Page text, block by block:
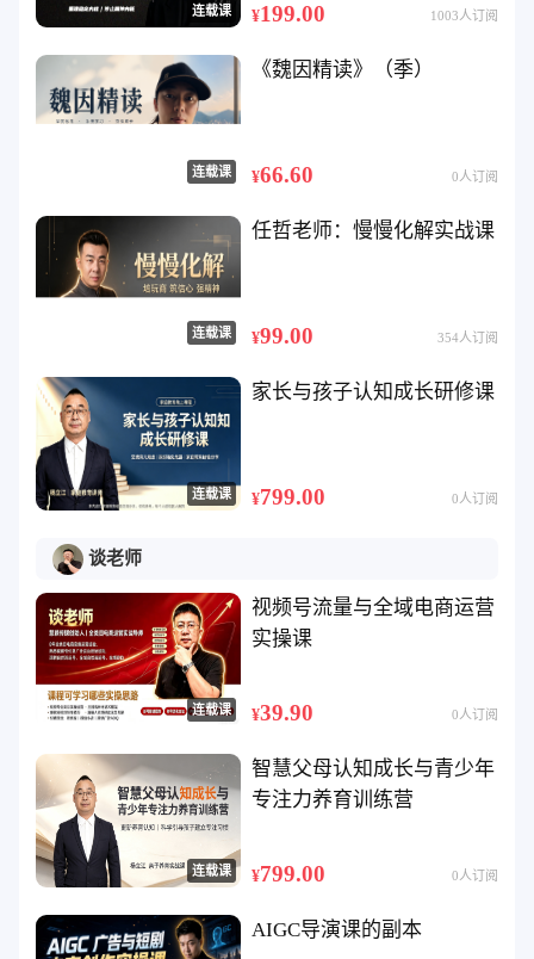
连载课 ¥199.00 1003人订阅
连载课
《魏因精读》（季）
¥66.60 0人订阅
连载课
任哲老师：慢慢化解实战课
¥99.00 354人订阅
连载课
家长与孩子认知成长研修课
¥799.00 0人订阅
谈老师
连载课
视频号流量与全域电商运营
实操课
¥39.90 0人订阅
连载课
智慧父母认知成长与青少年
专注力养育训练营
¥799.00 0人订阅
AIGC导演课的副本